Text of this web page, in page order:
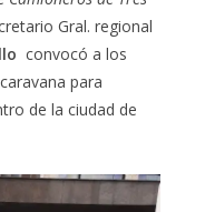
Gral. regional
convocó a los
para
de la ciudad de